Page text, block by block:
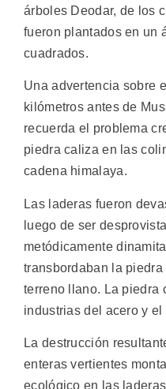
árboles Deodar, de los
fueron plantados en un
cuadrados.
Una advertencia sobre
kilómetros antes de
recuerda el problema
piedra caliza en las
cadena himalaya.
Las laderas fueron
luego de ser
metódicamente
transbordaban la
terreno llano. La piedra
industrias del acero y el
La destrucción
enteras vertientes
ecológico en las